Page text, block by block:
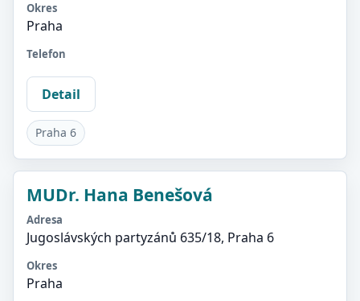
Okres
Praha
Telefon
Detail
Praha 6
MUDr. Hana Benešová
Adresa
Jugoslávských partyzánů 635/18, Praha 6
Okres
Praha